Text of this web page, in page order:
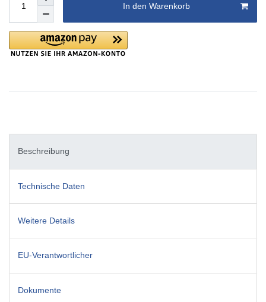
In den Warenkorb
Beschreibung
Technische Daten
Weitere Details
EU-Verantwortlicher
Dokumente